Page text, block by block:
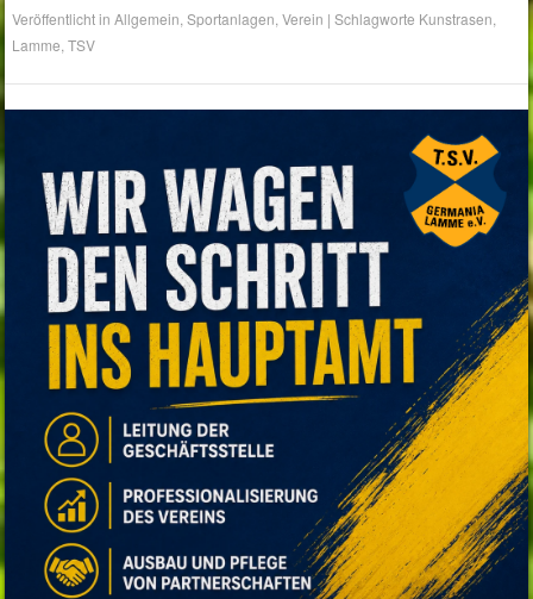
Veröffentlicht inAllgemein ,Sportanlagen ,Verein |Schlagworte Kunstrasen
Lamme ,TSV